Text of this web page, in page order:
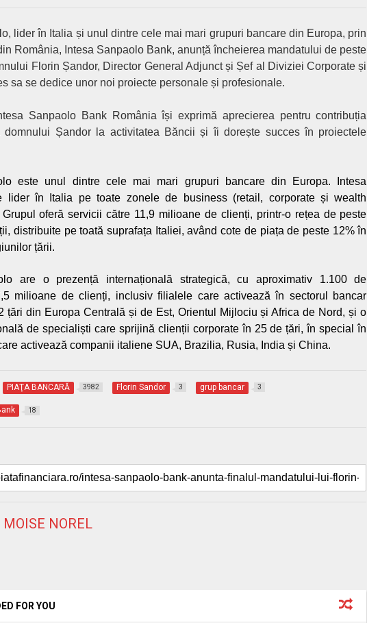
lider în Italia și unul dintre cele mai mari grupuri bancare din Europa, prin
România, Intesa Sanpaolo Bank, anunță încheierea mandatului de peste
Florin Șandor, Director General Adjunct și Șef al Diviziei Corporate și
sa se dedice unor noi proiecte personale și profesionale.
Sanpaolo Bank România își exprimă aprecierea pentru contribuția
domnului Șandor la activitatea Băncii și îi dorește succes în proiectele
este unul dintre cele mai mari grupuri bancare din Europa.
Intesa
lider în Italia pe toate zonele de business (retail, corporate și wealth
Grupul oferă servicii către 11,9 milioane de clienți, printr-o rețea de peste
distribuite pe toată suprafața Italiei, având cote de piața de peste 12% în
țării.
are o prezență internațională strategică, cu aproximativ 1.100 de
milioane de clienți, inclusiv filialele care activează în sectorul bancar
țări din Europa Centrală și de Est, Orientul Mijlociu și Africa de Nord, și o
de specialiști care sprijină clienții corporate în 25 de țări, în special în
activează companii italiene SUA, Brazilia, Rusia, India și China.
PIAŢA BANCARĂ 3982 Florin Sandor 3 grup bancar 3
18
MOISE NOREL
FOR YOU